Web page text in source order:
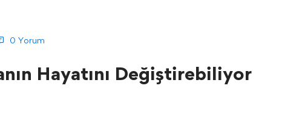
0 Yorum
Hayatını Değiştirebiliyor